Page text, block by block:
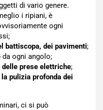
di vario genere.
i ripiani, è
ogni
battiscopa, dei pavimenti;
da ogni angolo;
prese elettriche;
pulizia profonda dei
ci si può